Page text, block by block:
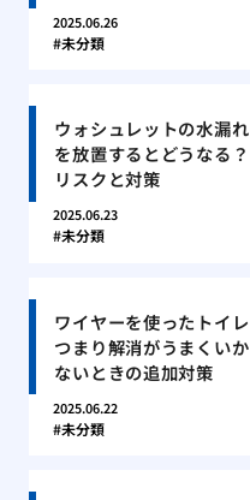
2025.06.26
未分類
ウォシュレットの水漏れ
を放置するとどうなる？
リスクと対策
2025.06.23
未分類
ワイヤーを使ったトイレ
つまり解消がうまくいか
ないときの追加対策
2025.06.22
未分類